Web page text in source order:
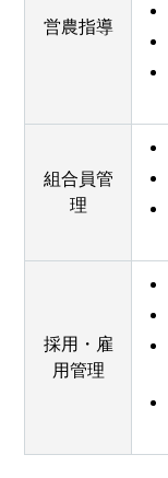
営農指導
組合員管
理
採用・雇
用管理